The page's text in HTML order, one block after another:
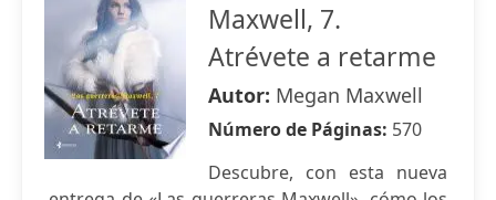
Maxwell, 7.
Atrévete a retarme
Autor: Megan Maxwell
Número de Páginas: 570
Descubre, con esta nueva